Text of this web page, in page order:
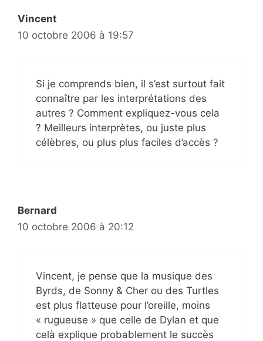
Vincent
10 octobre 2006 à 19:57
Si je comprends bien, il s’est surtout fait
connaître par les interprétations des
autres ? Comment expliquez-vous cela
? Meilleurs interprètes, ou juste plus
célèbres, ou plus plus faciles d’accès ?
Bernard
10 octobre 2006 à 20:12
Vincent, je pense que la musique des
Byrds, de Sonny & Cher ou des Turtles
est plus flatteuse pour l’oreille, moins
« rugueuse » que celle de Dylan et que
celà explique probablement le succès